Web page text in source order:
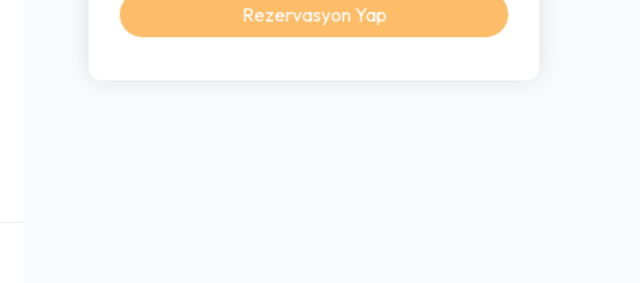
Rezervasyon Yap